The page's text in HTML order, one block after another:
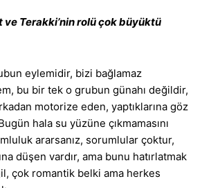
ve Terakki’nin rolü çok büyüktü
eylemidir, bizi bağlamaz
bu bir tek o grubun günahı değildir,
motorize eden, yaptıklarına göz
hala su yüzüne çıkmamasını
ararsanız, sorumlular çoktur,
düşen vardır, ama bunu hatırlatmak
çok romantik belki ama herkes